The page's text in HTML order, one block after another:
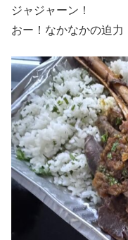
ジャジャーン！
おー！なかなかの迫力